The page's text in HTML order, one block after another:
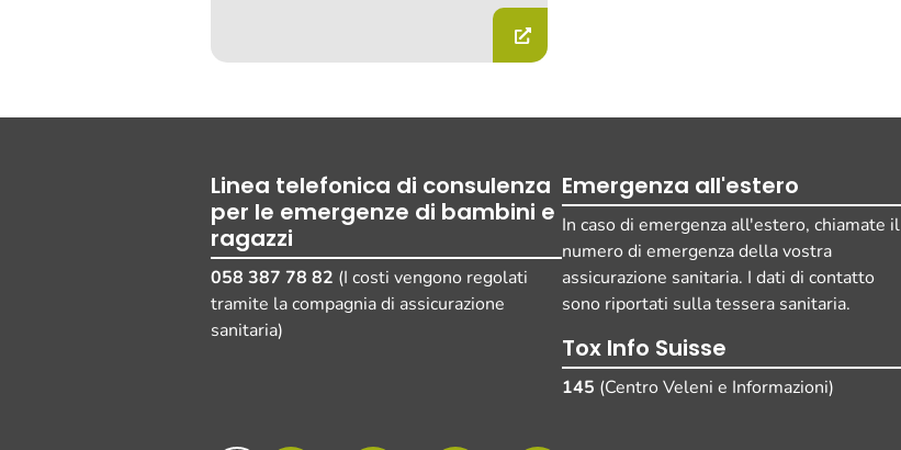
Linea telefonica di consulenza
per le emergenze di bambini e
ragazzi
058 387 78 82 (I costi vengono regolati
tramite la compagnia di assicurazione
sanitaria)
Emergenza all'estero
In caso di emergenza all'estero, chiamate il
numero di emergenza della vostra
assicurazione sanitaria. I dati di contatto
sono riportati sulla tessera sanitaria.
Tox Info Suisse
145 (Centro Veleni e Informazioni)